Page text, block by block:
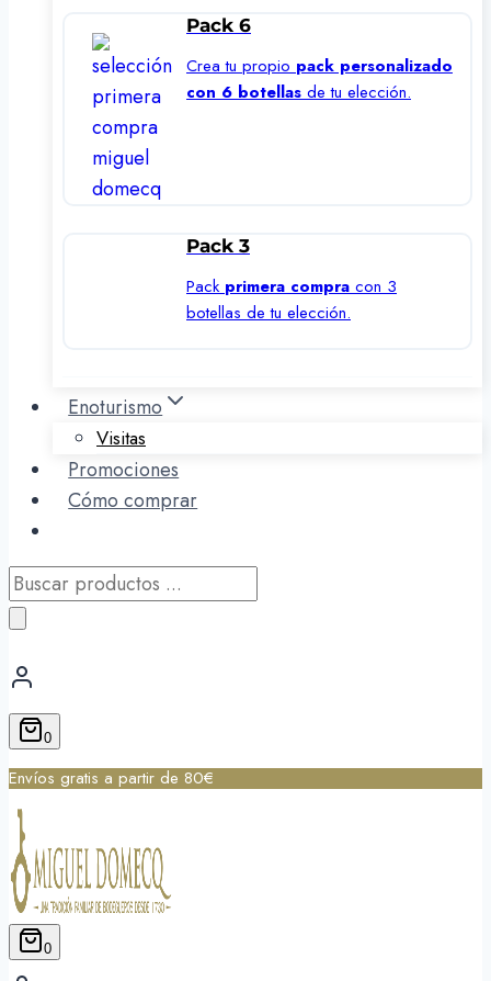
Pack 6
Crea tu propio pack personalizado
con 6 botellas de tu elección.
Pack 3
Pack primera compra con 3
botellas de tu elección.
Enoturismo
Visitas
Promociones
Cómo comprar
Búsqueda
de
0
Envíos gratis a partir de 80€
0